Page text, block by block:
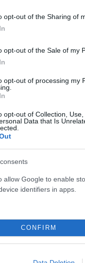
opt-out of the Sharing of
opt-out of the Sale of my
opt-out of processing my
opt-out of Collection,
Data that Is
allow Google to enable
identifiers in apps.
CONFIRM
αφρό
CAATSA,
πίσω από τις
για τη
μέτωπα